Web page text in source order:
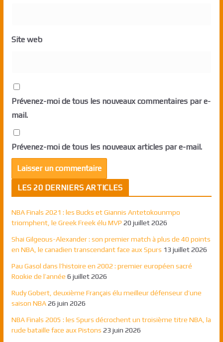
Site web
Prévenez-moi de tous les nouveaux commentaires par e-
mail.
Prévenez-moi de tous les nouveaux articles par e-mail.
LES 20 DERNIERS ARTICLES
NBA Finals 2021 : les Bucks et Giannis Antetokounmpo
triomphent, le Greek Freek élu MVP 20 juillet 2026
Shai Gilgeous-Alexander : son premier match à plus de 40 points
en NBA, le canadien transcendant face aux Spurs 13 juillet 2026
Pau Gasol dans l’histoire en 2002 : premier européen sacré
Rookie de l’année 6 juillet 2026
Rudy Gobert, deuxième Français élu meilleur défenseur d’une
saison NBA 26 juin 2026
NBA Finals 2005 : les Spurs décrochent un troisième titre NBA, la
rude bataille face aux Pistons 23 juin 2026